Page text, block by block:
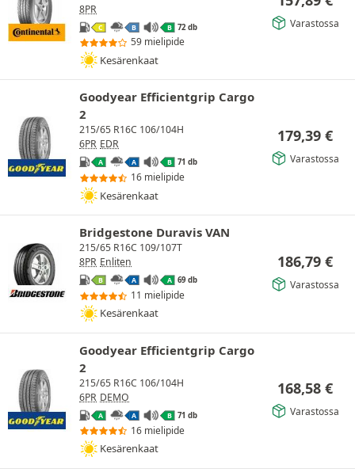
8PR
C B B 72 db
59 mielipide
Kesärenkaat
Varastossa
Goodyear Efficientgrip Cargo
2
215/65 R16C 106/104H
6PR EDR
A A B 71 db
16 mielipide
Kesärenkaat
179,39 €
Varastossa
Bridgestone Duravis VAN
215/65 R16C 109/107T
8PR Enliten
B A A 69 db
11 mielipide
Kesärenkaat
186,79 €
Varastossa
Goodyear Efficientgrip Cargo
2
215/65 R16C 106/104H
6PR DEMO
A A B 71 db
16 mielipide
Kesärenkaat
168,58 €
Varastossa